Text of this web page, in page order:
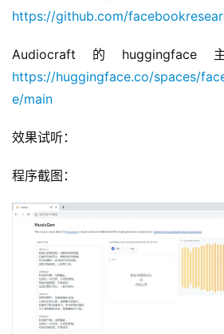
https://github.com/
Audiocraft的
https://huggingface.co/spaces/
e/main
效果试听：
程序截图：